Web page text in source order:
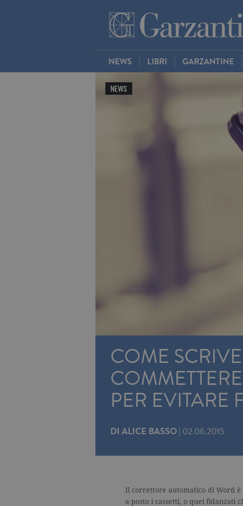
NEWS LIBRI GARZANTINE
NEWS
COME
PER EVITARE
DI ALICE BASSO| 02.06.2015
Il correttore automatico di Word
a posto i cassetti, o quei fidanzati